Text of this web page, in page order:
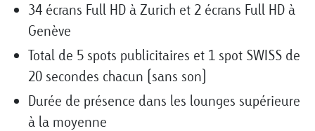
34 écrans Full HD à Zurich et 2 écrans Full HD à
Genève
Total de 5 spots publicitaires et 1 spot SWISS de
20 secondes chacun (sans son)
Durée de présence dans les lounges supérieure
à la moyenne